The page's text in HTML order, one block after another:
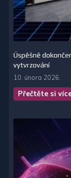
Úspěšně
vytvrzování
10. února 2026.
Přečtěte si